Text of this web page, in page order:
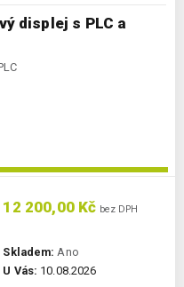
displej s PLC a
12 200,00 Kč bez DPH
Skladem: Ano
U Vás: 10.08.2026